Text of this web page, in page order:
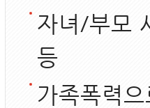
자녀/부모
등
가족폭력